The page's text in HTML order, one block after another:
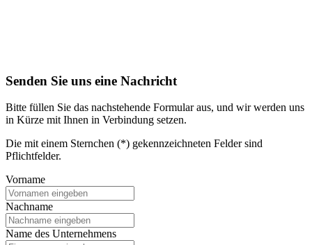
Senden Sie uns eine Nachricht
Bitte füllen Sie das nachstehende Formular aus, und wir werden uns
in Kürze mit Ihnen in Verbindung setzen.
Die mit einem Sternchen (*) gekennzeichneten Felder sind
Pflichtfelder.
Vorname
Nachname
Name des Unternehmens